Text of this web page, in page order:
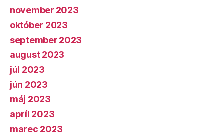
november 2023
október 2023
september 2023
august 2023
júl 2023
jún 2023
máj 2023
apríl 2023
marec 2023